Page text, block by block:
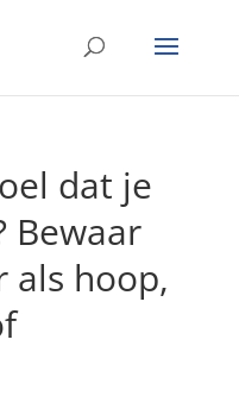
dat je
Bewaar
als hoop,